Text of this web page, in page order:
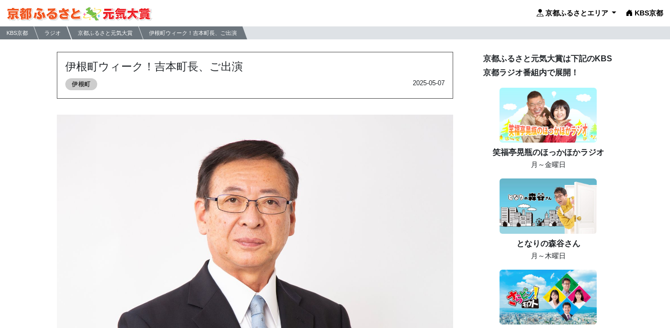
京都ふるさとエリア KBS京都
KBS京都 ラジオ 京都ふるさと元気大賞 伊根町ウィーク！吉本町長、ご出演
伊根町ウィーク！吉本町長、ご出演
伊根町 2025-05-07
京都ふるさと元気大賞は下記のKBS
京都ラジオ番組内で展開！
笑福亭晃瓶のほっかほかラジオ
月～金曜日
となりの森谷さん
月～木曜日